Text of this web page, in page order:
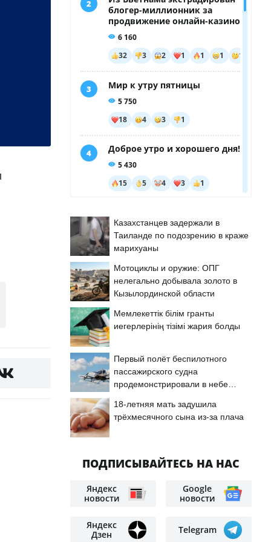
Казахстанцев задержали в
Таиланде по подозрению в краже
марихуаны
Мотоциклы и оружие: ОПГ
нелегально добывала золото в
Кызылординской области
Мемлекеттік білім гранты
иегерлерінің тізімі жария болды
Первый полёт беспилотного
пассажирского судна
продемонстрировали в небе
18-летняя мать задушила
трёхмесячного сына из-за плача
ПОДПИСЫВАЙТЕСЬ НА НАС
Яндекс
новости
Google
новости
Яндекс
Дзен
Telegram